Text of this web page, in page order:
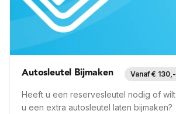
Autosleutel Bijmaken Vanaf € 130,-
Heeft u een reservesleutel nodig of wilt
u een extra autosleutel laten bijmaken?